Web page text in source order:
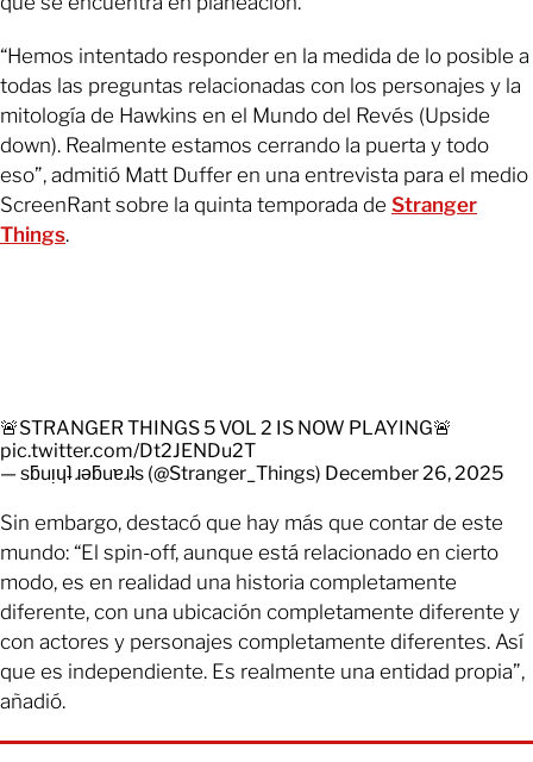
“Hemos intentado responder en la medida de lo posible a
todas las preguntas relacionadas con los personajes y la
mitología de Hawkins en el Mundo del Revés (Upside
down). Realmente estamos cerrando la puerta y todo
eso”, admitió Matt Duffer en una entrevista para el medio
ScreenRant sobre la quinta temporada de Stranger
Things.
🚨STRANGER THINGS 5 VOL 2 IS NOW PLAYING🚨
pic.twitter.com/Dt2JENDu2T
— sƃuᴉɥʇ ɹǝƃuɐɹʇs (@Stranger_Things) December 26, 2025
Sin embargo, destacó que hay más que contar de este
mundo: “El spin-off, aunque está relacionado en cierto
modo, es en realidad una historia completamente
diferente, con una ubicación completamente diferente y
con actores y personajes completamente diferentes. Así
que es independiente. Es realmente una entidad propia”,
añadió.